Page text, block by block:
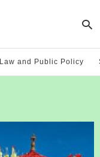
Law and Public Policy